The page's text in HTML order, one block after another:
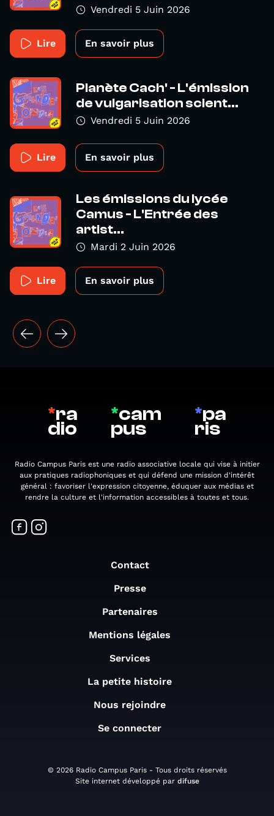
Vendredi 5 Juin 2026
Lire En savoir plus
Planète Cach' - L'émission
de vulgarisation scient...
Vendredi 5 Juin 2026
Lire En savoir plus
Les émissions du lycée
Camus - L'Entrée des
artist...
Mardi 2 Juin 2026
Lire En savoir plus
*ra
dio
*cam
pus
*pa
ris
Radio Campus Paris est une radio associative locale qui vise à initier
aux pratiques radiophoniques et qui défend une mission d'intérêt
général : favoriser l'expression citoyenne, éduquer aux médias et
rendre la culture et l'information accessibles à toutes et tous.
Contact
Presse
Partenaires
Mentions légales
Services
La petite histoire
Nous rejoindre
Se connecter
© 2026 Radio Campus Paris - Tous droits réservés
Site internet développé par difuse